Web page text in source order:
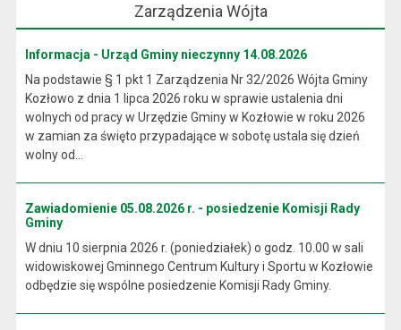
Zarządzenia Wójta
Informacja - Urząd Gminy nieczynny 14.08.2026
Na podstawie § 1 pkt 1 Zarządzenia Nr 32/2026 Wójta Gminy
Kozłowo z dnia 1 lipca 2026 roku w sprawie ustalenia dni
wolnych od pracy w Urzędzie Gminy w Kozłowie w roku 2026
w zamian za święto przypadające w sobotę ustala się dzień
wolny od...
Zawiadomienie 05.08.2026 r. - posiedzenie Komisji Rady
Gminy
W dniu 10 sierpnia 2026 r. (poniedziałek) o godz. 10.00 w sali
widowiskowej Gminnego Centrum Kultury i Sportu w Kozłowie
odbędzie się wspólne posiedzenie Komisji Rady Gminy.